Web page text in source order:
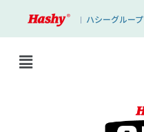
｜ ハシーグループ